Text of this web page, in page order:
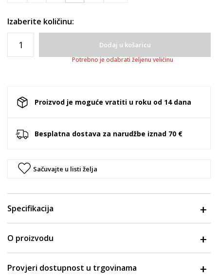
Izaberite količinu:
Dodaj u košaricu
Potrebno je odabrati željenu veličinu
Proizvod je moguće vratiti u roku od 14 dana
Besplatna dostava za narudžbe iznad 70 €
Sačuvajte u listi želja
Specifikacija
O proizvodu
Provjeri dostupnost u trgovinama